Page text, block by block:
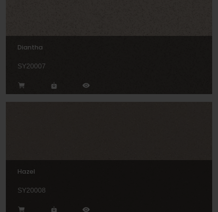
Diantha
SY20007
Hazel
SY20008